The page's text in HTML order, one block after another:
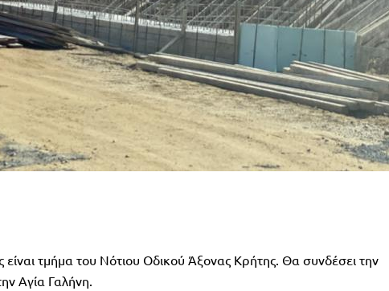
είναι τμήμα του Νότιου Οδικού Άξονας Κρήτης. Θα συνδέσει την
Αγία Γαλήνη.